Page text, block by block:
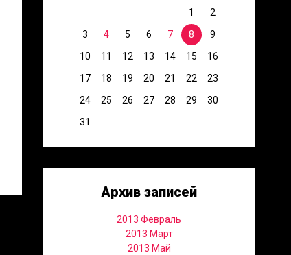
1
2
3
4 5 6 7 8
9
10
11 12 13 14 15
16
17
18 19 20 21 22
23
24
25 26 27 28 29
30
31
Архив записей
2013 Февраль
2013 Март
2013 Май